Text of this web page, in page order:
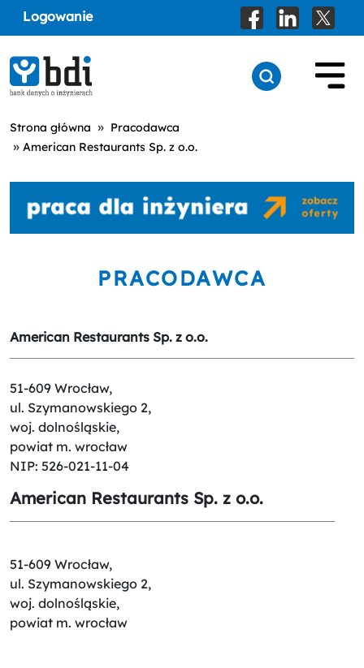
Logowanie
Strona główna » Pracodawca
» American Restaurants Sp. z o.o.
PRACODAWCA
American Restaurants Sp. z o.o.
51-609 Wrocław,
ul. Szymanowskiego 2,
woj. dolnośląskie,
powiat m. wrocław
NIP: 526-021-11-04
American Restaurants Sp. z o.o.
51-609 Wrocław,
ul. Szymanowskiego 2,
woj. dolnośląskie,
powiat m. wrocław